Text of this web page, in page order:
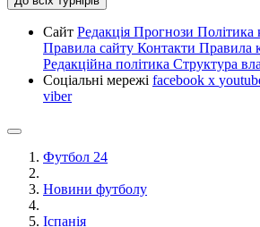
Сайт Редакція Прогнози Політика
Правила сайту Контакти Правила
Редакційна політика Структура
Соціальні мережі facebook x
viber
Футбол 24
Новини футболу
Іспанія